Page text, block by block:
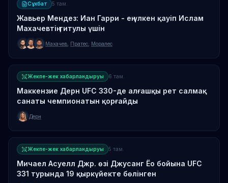
Сұхбат 5 там.
Жавьер Мендез: Иан Гарри - ең үлкен қауіп Ислам
Махачевтің титулы үшін
Махачев Пратес Моралес
Жекпе-жек хабарландыруы 6 там.
Маккензие Дерн UFC 330-де алғашқы рет салмақ
санаты чемпионатын қорғайды
Дерн
Жекпе-жек хабарландыруы 5 там.
Мичаел Асуелл Джр. өзі Джусанг Ёо бойына UFC
331 турында 19 қыркүйекте бөлінген